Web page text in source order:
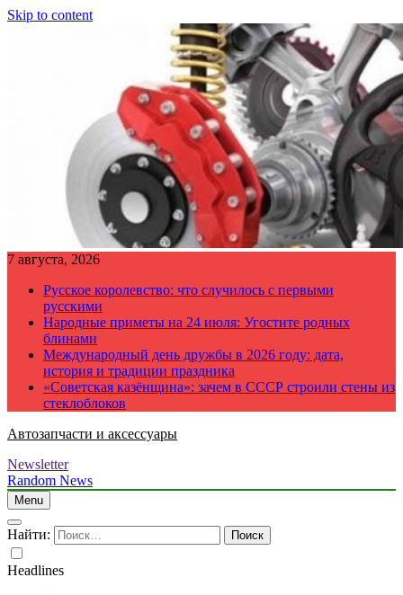
Skip to content
7 августа, 2026
Русское королевство: что случилось с первыми
русскими
Народные приметы на 24 июля: Угостите родных
блинами
Международный день дружбы в 2026 году: дата,
история и традиции праздника
«Советская казёнщина»: зачем в СССР строили стены из
стеклоблоков
Автозапчасти и аксессуары
Newsletter
Random News
Menu
Найти:
Headlines